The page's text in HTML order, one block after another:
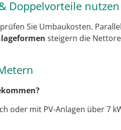
Doppelvorteile nutzen
Sie Umbaukosten.
steigern die
oder mit PV-Anlagen über 7